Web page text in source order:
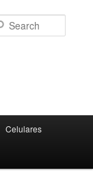
Celulares